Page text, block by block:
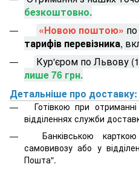
безкоштовно.
«Новою поштою»
тарифів перевізника,
Кур'єром по Львову
лише 76 грн.
Детальніше про доставку:
Готівкою при
відділеннях служби
Банківською
самовивозу або у
Пошта".